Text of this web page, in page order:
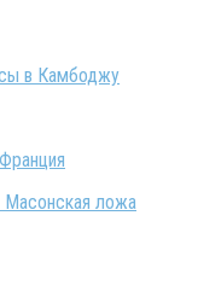
в Камбоджу
Франция
Масонская ложа